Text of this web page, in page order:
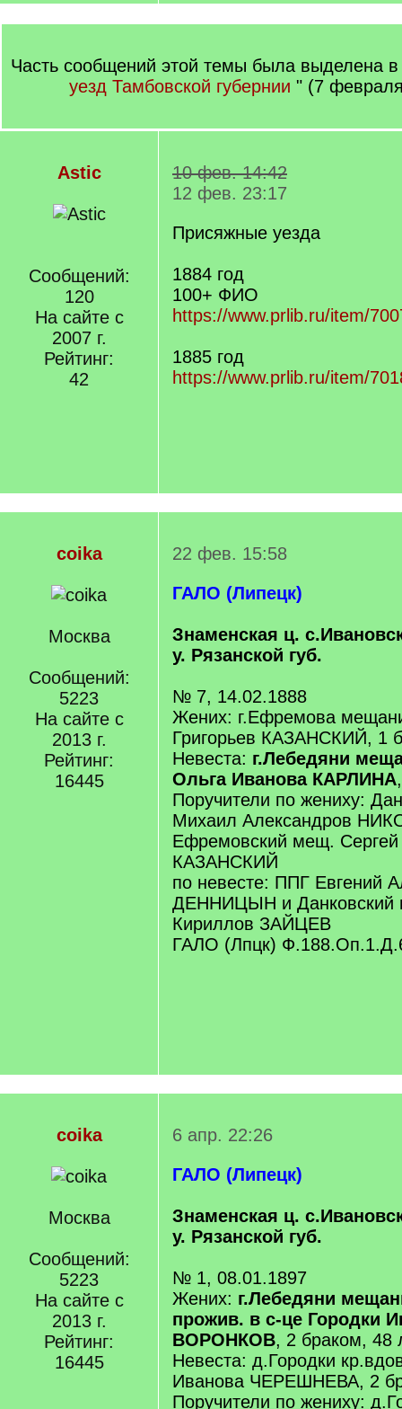
Часть сообщений этой темы была выделена
уезд Тамбовской губернии " (7
Astic
Сообщений:
120
На сайте с
2007 г.
Рейтинг:
42
10 фев. 14:42
12 фев. 23:17
Присяжные уезда
1884 год
100+ ФИО
https://www.prlib.ru/item/
1885 год
https://www.prlib.ru/item/
coika
Москва
Сообщений:
5223
На сайте с
2013 г.
Рейтинг:
16445
22 фев. 15:58
ГАЛО (Липецк)
Знаменская ц.
у. Рязанской губ.
№ 7, 14.02.1888
Жених: г.Ефремова
Григорьев КАЗАНСКИЙ, 1
Невеста: г.Лебедяни
Ольга Иванова КАРЛИНА
Поручители по жениху:
Михаил Александров
Ефремовский мещ. Сергей
КАЗАНСКИЙ
по невесте: ППГ Евгений
ДЕННИЦЫН и Данковский
Кириллов ЗАЙЦЕВ
ГАЛО (Лпцк)
coika
Москва
Сообщений:
5223
На сайте с
2013 г.
Рейтинг:
16445
6 апр. 22:26
ГАЛО (Липецк)
Знаменская ц.
у. Рязанской губ.
№ 1, 08.01.1897
Жених: г.Лебедяни
прожив. в с-це Городки
ВОРОНКОВ, 2 браком, 48
Невеста: д.Городки
Иванова ЧЕРЕШНЕВА, 2
Поручители по жениху: